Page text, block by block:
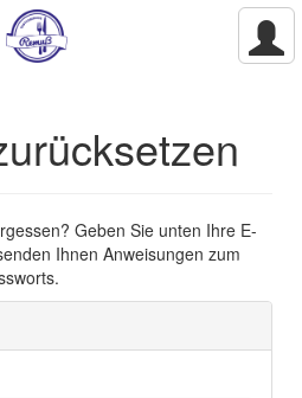
Geben Sie unten Ihre E-
Ihnen Anweisungen zum